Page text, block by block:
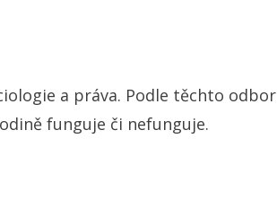
a práva. Podle těchto
funguje či nefunguje.